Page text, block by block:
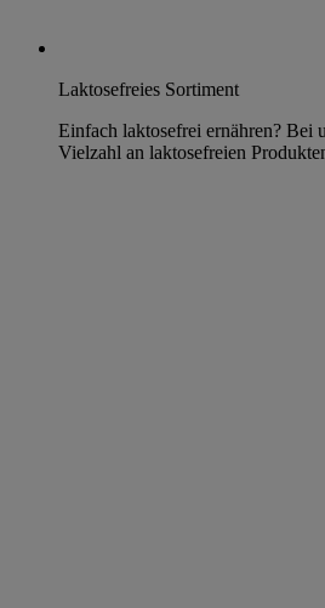
Laktosefreies Sortiment
Einfach laktosefrei ernähren? Bei
Vielzahl an laktosefreien